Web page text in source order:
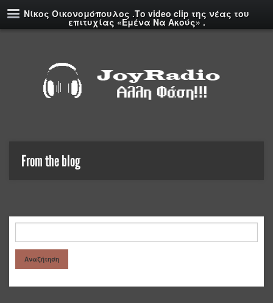
Νίκος Οικονομόπουλος .Το video clip της νέας του
επιτυχίας «Εμένα Να Ακούς» .
From the blog